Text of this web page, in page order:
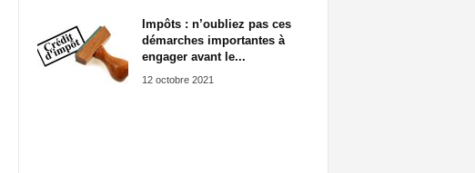
Impôts : n’oubliez pas ces
démarches importantes à
engager avant le...
12 octobre 2021